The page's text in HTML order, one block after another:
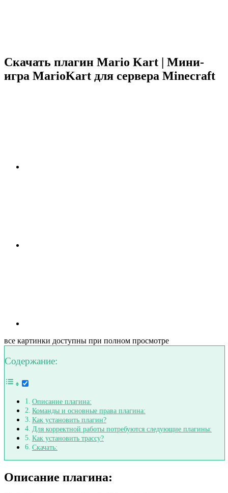
Скачать плагин Mario Kart | Мини-
игра MarioKart для сервера Minecraft
все картинки доступны при полном просмотре
Содержание:
Описание плагина:
Команды и основные права плагина:
Как установить плагин?
Для корректной работы потребуются следующие плагины:
Как установить трассу?
Скачать:
Описание плагина: